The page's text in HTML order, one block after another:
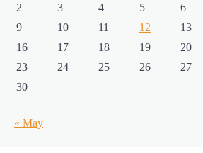
2
3 4 5 6
9
10 11 12 13
16
17 18 19 20
23
24 25 26 27
30
« May